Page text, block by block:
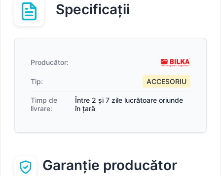
Specificații
Producător:
Tip: ACCESORIU
Timp de
livrare:
Între 2 și 7 zile lucrătoare oriunde
în țară
Garanție producător